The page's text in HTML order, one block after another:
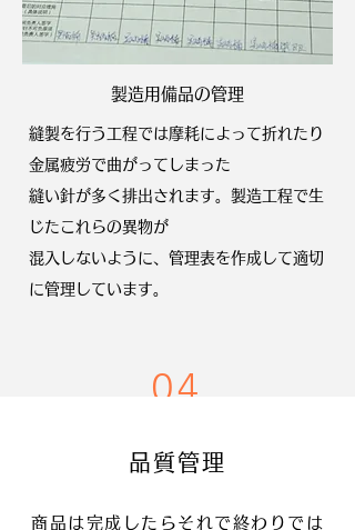
製造用備品の管理
縫製を行う工程では摩耗によって折れたり
金属疲労で曲がってしまった
縫い針が多く排出されます。製造工程で生
じたこれらの異物が
混入しないように、管理表を作成して適切
に管理しています。
04
品質管理
商品は完成したらそれで終わりでは